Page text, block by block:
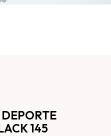
145